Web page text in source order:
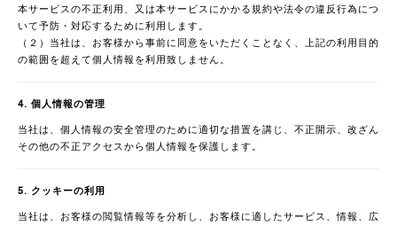
本サービスの不正利用、又は本サービスにかかる規約や法令の違反行為につ
いて予防・対応するために利用します。
（２）当社は、お客様から事前に同意をいただくことなく、上記の利用目的
の範囲を超えて個人情報を利用致しません。
4. 個人情報の管理
当社は、個人情報の安全管理のために適切な措置を講じ、不正開示、改ざん
その他の不正アクセスから個人情報を保護します。
5. クッキーの利用
当社は、お客様の閲覧情報等を分析し、お客様に適したサービス、情報、広